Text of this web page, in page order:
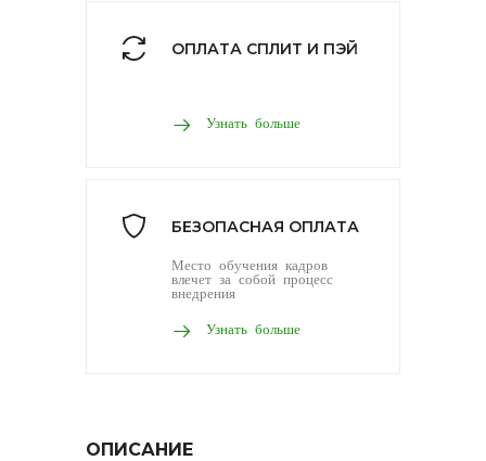
ОПЛАТА СПЛИТ И ПЭЙ
Узнать больше
БЕЗОПАСНАЯ ОПЛАТА
Место обучения кадров
влечет за собой процесс
внедрения
Узнать больше
ОПИСАНИЕ